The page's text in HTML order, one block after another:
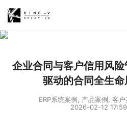
企业合同与客户信用风
驱动的合同全生
ERP系统案例 产品案例 客户
2026-02-12